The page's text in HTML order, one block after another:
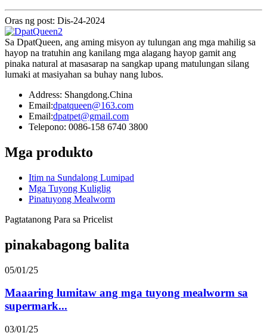
Oras ng post: Dis-24-2024
Sa DpatQueen, ang aming misyon ay tulungan ang mga mahilig sa
hayop na tratuhin ang kanilang mga alagang hayop gamit ang
pinaka natural at masasarap na sangkap upang matulungan silang
lumaki at masiyahan sa buhay nang lubos.
Address: Shangdong.China
Email:dpatqueen@163.com
Email:dpatpet@gmail.com
Telepono: 0086-158 6740 3800
Mga produkto
Itim na Sundalong Lumipad
Mga Tuyong Kuliglig
Pinatuyong Mealworm
Pagtatanong Para sa Pricelist
pinakabagong balita
05/01/25
Maaaring lumitaw ang mga tuyong mealworm sa
supermark...
03/01/25